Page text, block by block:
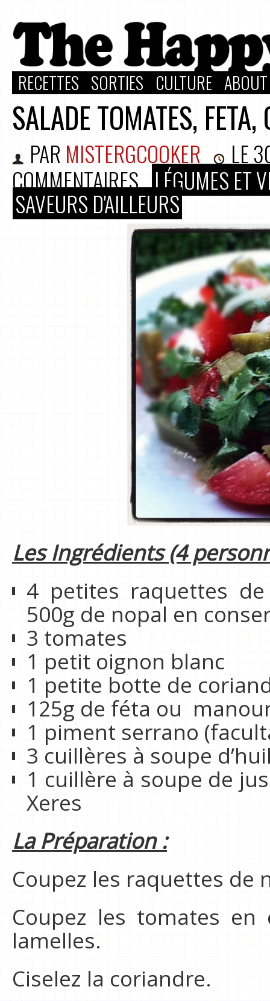
RECETTES SORTIES CULTURE
SALADE TOMATES,
PAR MISTERGCOOKER LE
COMMENTAIRES LÉGUMES ET
SAVEURS D'AILLEURS
Les Ingrédients (4
4 petites raquettes
500g de nopal en
3 tomates
1 petit oignon blanc
1 petite botte de
125g de féta ou
1 piment serrano
3 cuillères à soupe
1 cuillère à soupe de
Xeres
La Préparation :
Coupez les raquettes de
Coupez les tomates en
lamelles.
Ciselez la coriandre.